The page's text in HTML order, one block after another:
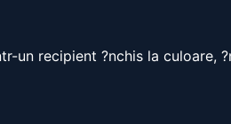
un recipient ?nchis la culoare,